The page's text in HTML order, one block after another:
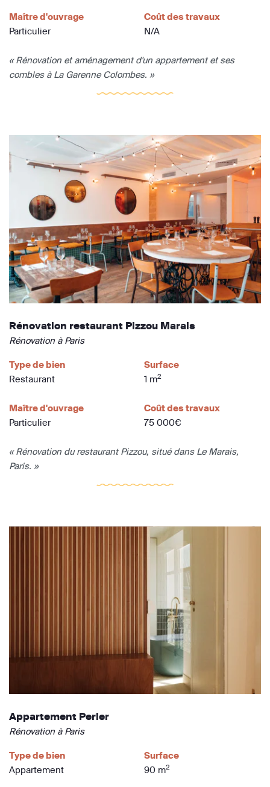
Maître d'ouvrage
Particulier
Coût des travaux
N/A
« Rénovation et aménagement d'un appartement et ses
combles à La Garenne Colombes. »
Rénovation restaurant Pizzou Marais
Rénovation à Paris
Type de bien
Restaurant
Surface
1 m2
Maître d'ouvrage
Particulier
Coût des travaux
75 000€
« Rénovation du restaurant Pizzou, situé dans Le Marais,
Paris. »
Appartement Perier
Rénovation à Paris
Type de bien
Appartement
Surface
90 m2